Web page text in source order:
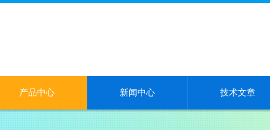
产品中心 新闻中心 技术文章